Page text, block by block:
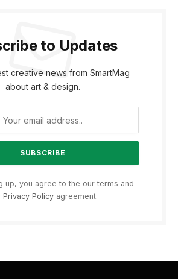
to Updates
creative news from SmartMag
about art & design.
up, you agree to the our terms and
Privacy Policyagreement.